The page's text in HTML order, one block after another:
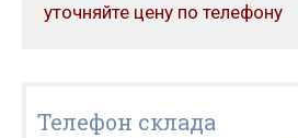
уточняйте цену по телефону
Телефон склада